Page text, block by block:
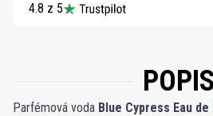
4.8 z 5
POPIS
Parfémová voda Blue Cypress Eau